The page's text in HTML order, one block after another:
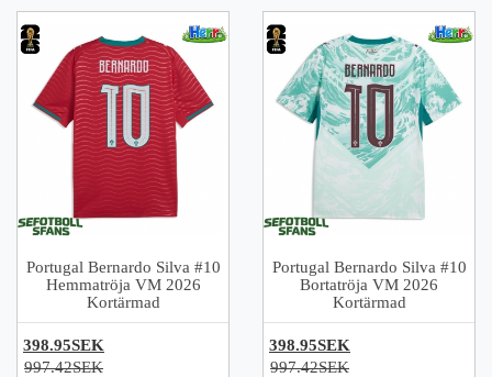
Portugal Bernardo Silva #10
Hemmatröja VM 2026
Kortärmad
398.95SEK
997.42SEK
Portugal Bernardo Silva #10
Bortatröja VM 2026
Kortärmad
398.95SEK
997.42SEK